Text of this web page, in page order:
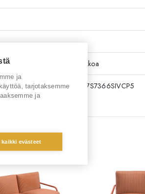
6-8 viikkoa
RT1097S7366SIVCP5
myös
ja
tarjotaksemme
ja
kaikki evästeet